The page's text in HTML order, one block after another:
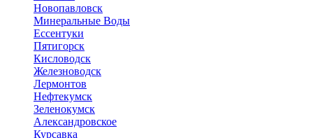
Новопавловск
Минеральные Воды
Ессентуки
Пятигорск
Кисловодск
Железноводск
Лермонтов
Нефтекумск
Зеленокумск
Александровское
Курсавка